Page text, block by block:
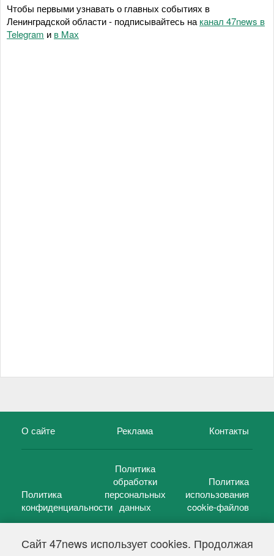
Сайт 47news использует cookies. Продолжая
Чтобы первыми узнавать о главных событиях в
Ленинградской области - подписывайтесь на канал 47news в
Telegram и в Maх
О сайте Реклама Контакты
Политика
конфиденциальности
Политика
обработки
персональных
данных
Политика
использования
cookie-файлов